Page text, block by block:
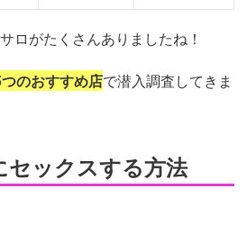
ロがたくさんありましたね！
のおすすめ店で潜入調査してきま
セックスする方法